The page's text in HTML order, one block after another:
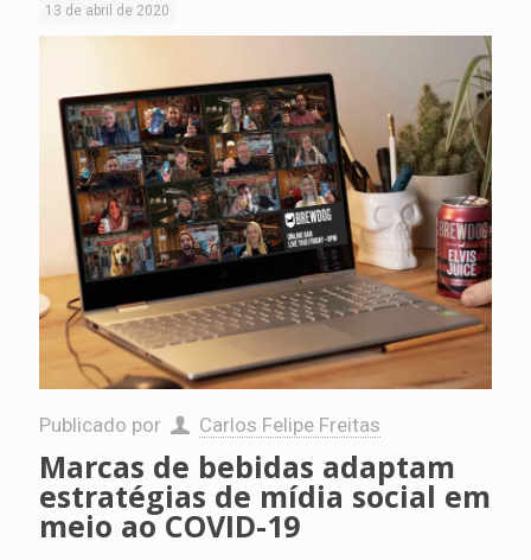
13 de abril de 2020
Publicado por Carlos Felipe Freitas
Marcas de bebidas adaptam
estratégias de mídia social em
meio ao COVID-19